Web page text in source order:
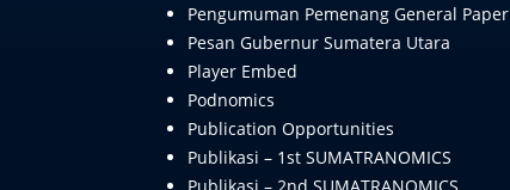
Pengumuman Pemenang General Paper
Pesan Gubernur Sumatera Utara
Player Embed
Podnomics
Publication Opportunities
Publikasi – 1st SUMATRANOMICS